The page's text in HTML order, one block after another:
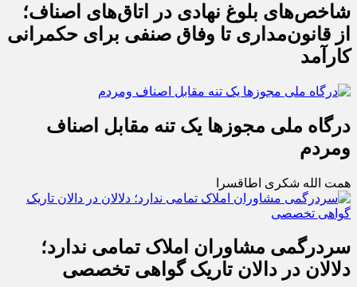
شاخص‌های بلوغ نهادی در اتاق‌های اصناف؛
از قانون‌مداری تا وفاق صنفی برای حکمرانی
کارآمد
درگاه ملی مجوزها یک تنه مقابل اصناف
ومردم
همت الله شکری اطاقسرا
سردرگمی مشاوران املاک تمامی ندارد؛
دلالان در دالان تاریک گواهی تخصصی